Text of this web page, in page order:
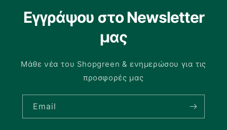
Εγγράψου στο Newsletter
μας
Μάθε νέα του Shopgreen & ενημερώσου για τις
προσφορές μας
Email